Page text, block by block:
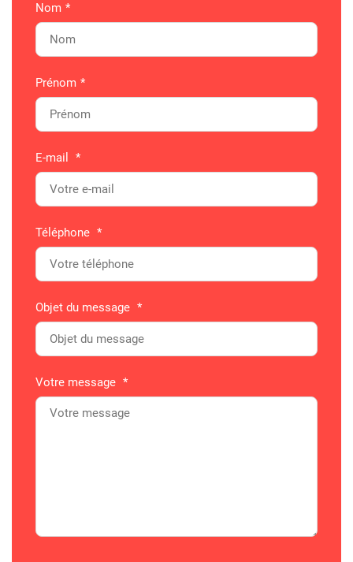
Nom *
Prénom *
E-mail *
Téléphone *
Objet du message *
Votre message *